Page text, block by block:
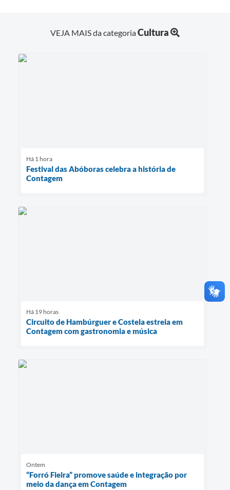
VEJA MAIS da categoriaCultura
Há 1 hora
Festival das Abóboras celebra a história de
Contagem
Há 19 horas
Circuito de Hambúrguer e Costela estreia em
Contagem com gastronomia e música
Ontem
“Forró Fieira” promove saúde e integração por
meio da dança em Contagem